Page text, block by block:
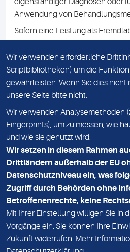
Anwendung von
Sofern eine Leistung als
Namen des Fremdlabors mit. Mit
Fremdlaborleistung erklären Sie
Vereinbarung einverstanden.
DATENSCHUTZ
KONTAKT
NEWSLETTER
ADRESSE
MVZ Medizinisches Labor Nord
Essener Straße 108
22419 Hamburg
Wir verwenden erforderliche
Scriptbibliotheken) um die
gewährleisten. Wenn Sie dies nicht
unsere Seite bitte nicht.
Wir verwenden Analysemethoden
Fingerprints), um zu messen, wie
und wie sie genutzt wird.
Wir setzen in diesem Rahmen
Drittländern außerhalb der EU
Datenschutzniveau ein, was
Zugriff durch Behörden ohne
Betroffenenrechte, keine
Mit Ihrer Einstellung willigen Sie in
Vorgänge ein. Sie können Ihre
Zukunft widerrufen. Mehr